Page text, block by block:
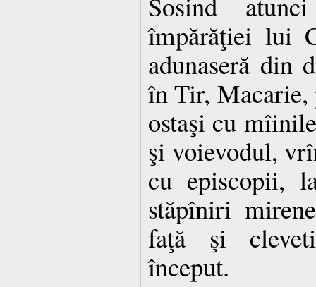
împărăţiei lui
adunaseră din
în Tir, Macarie,
ostaşi cu
şi voievodul,
cu episcopii,
stăpîniri
faţă şi
început.